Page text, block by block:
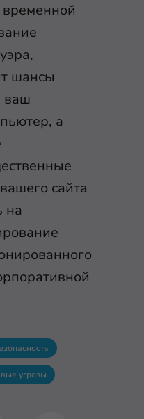
шансы
ваш
а
сайта
на
угрозы